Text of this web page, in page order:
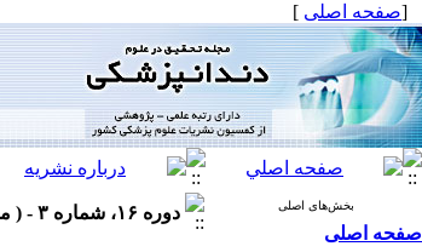
[صفحه اصلی ]
بخش‌های اصلی
صفحه اصلی
دوره ۱۶، شماره ۳ - ( مجله تحقیق در علوم دندانپزشکی پاییز ۱۳۹۸ )